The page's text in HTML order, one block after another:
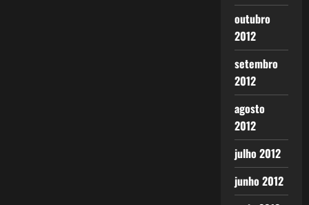
outubro
2012
setembro
2012
agosto
2012
julho 2012
junho 2012